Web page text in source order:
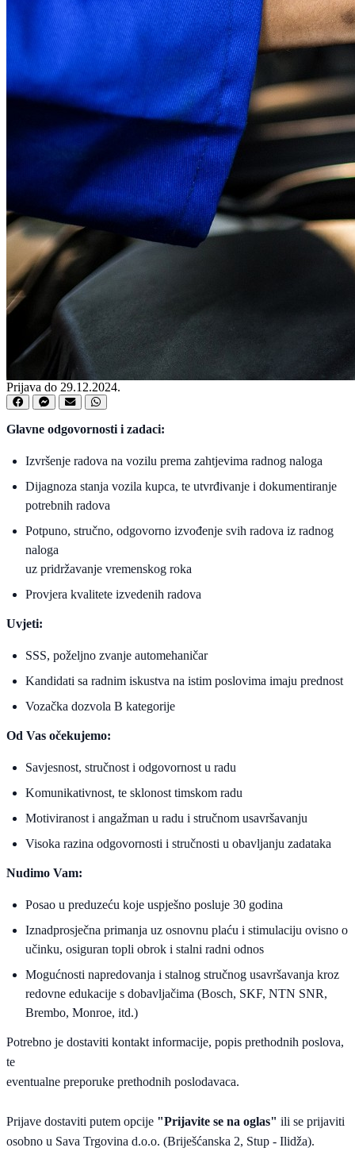
Prijava do 29.12.2024.
Glavne odgovornosti i zadaci:
Izvršenje radova na vozilu prema zahtjevima radnog naloga
Dijagnoza stanja vozila kupca, te utvrđivanje i dokumentiranje
potrebnih radova
Potpuno, stručno, odgovorno izvođenje svih radova iz radnog
naloga
uz pridržavanje vremenskog roka
Provjera kvalitete izvedenih radova
Uvjeti:
SSS, poželjno zvanje automehaničar
Kandidati sa radnim iskustva na istim poslovima imaju prednost
Vozačka dozvola B kategorije
Od Vas očekujemo:
Savjesnost, stručnost i odgovornost u radu
Komunikativnost, te sklonost timskom radu
Motiviranost i angažman u radu i stručnom usavršavanju
Visoka razina odgovornosti i stručnosti u obavljanju zadataka
Nudimo Vam:
Posao u preduzeću koje uspješno posluje 30 godina
Iznadprosječna primanja uz osnovnu plaću i stimulaciju ovisno o
učinku, osiguran topli obrok i stalni radni odnos
Mogućnosti napredovanja i stalnog stručnog usavršavanja kroz
redovne edukacije s dobavljačima (Bosch, SKF, NTN SNR,
Brembo, Monroe, itd.)
Potrebno je dostaviti kontakt informacije, popis prethodnih poslova,
te
eventualne preporuke prethodnih poslodavaca.
Prijave dostaviti putem opcije "Prijavite se na oglas" ili se prijaviti
osobno u Sava Trgovina d.o.o. (Briješćanska 2, Stup - Ilidža).